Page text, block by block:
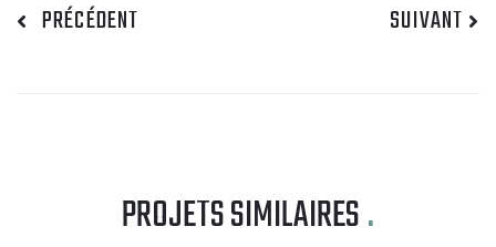
PRÉCÉDENT SUIVANT
PROJETS SIMILAIRES.